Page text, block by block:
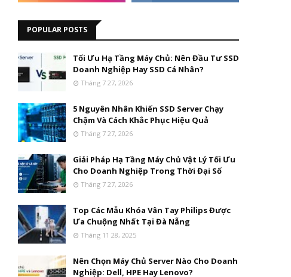
POPULAR POSTS
Tối Ưu Hạ Tầng Máy Chủ: Nên Đầu Tư SSD
Doanh Nghiệp Hay SSD Cá Nhân?
Tháng 7 27, 2026
5 Nguyên Nhân Khiến SSD Server Chạy
Chậm Và Cách Khắc Phục Hiệu Quả
Tháng 7 27, 2026
Giải Pháp Hạ Tầng Máy Chủ Vật Lý Tối Ưu
Cho Doanh Nghiệp Trong Thời Đại Số
Tháng 7 27, 2026
Top Các Mẫu Khóa Vân Tay Philips Được
Ưa Chuộng Nhất Tại Đà Nẵng
Tháng 11 28, 2025
Nên Chọn Máy Chủ Server Nào Cho Doanh
Nghiệp: Dell, HPE Hay Lenovo?